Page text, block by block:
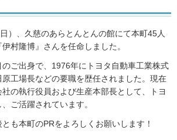
）、久慈のあらとんとんの館にて本町45人
村隆博』さんを任命しました。
ご出身で、1976年にトヨタ自動車工業株式
工場長などの要職を歴任されました。現在
の執行役員および生産本部長として、トヨ
ご活躍されています。
も本町のPRをよろしくお願いします！